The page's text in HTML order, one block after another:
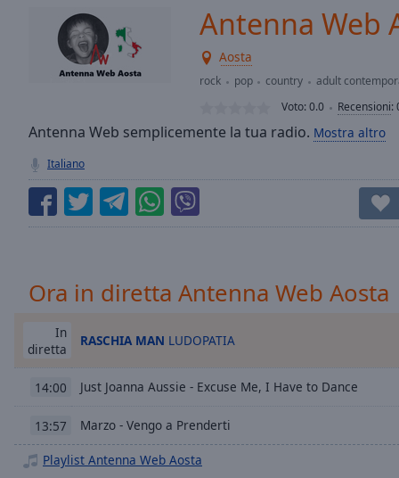
Seek to
live,
currently
behind
LIVE
Remaining
Time-
Playback
Chapters
Chapters
descriptions
off,
Antenna Web
Aosta
rock pop country
adult
Voto:0.0 Recensioni:
Antenna Web semplicemente la tua radio. Mostra altro
Italiano
Ora in diretta Antenna Web Aosta
In
diretta
RASCHIA MAN LUDOPATIA
14:00 Just Joanna Aussie - Excuse Me, I Have to Dance
13:57 Marzo - Vengo a Prenderti
Playlist Antenna Web Aosta